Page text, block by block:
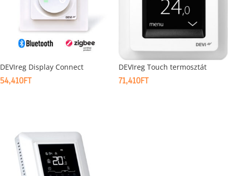
DEVIreg Display Connect
54,410FT
DEVIreg Touch termosztát
71,410FT